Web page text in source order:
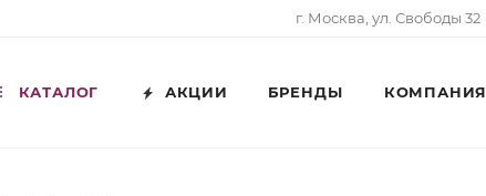
г. Москва, ул. Свободы 32
КАТАЛОГ АКЦИИ БРЕНДЫ КОМПАНИЯ